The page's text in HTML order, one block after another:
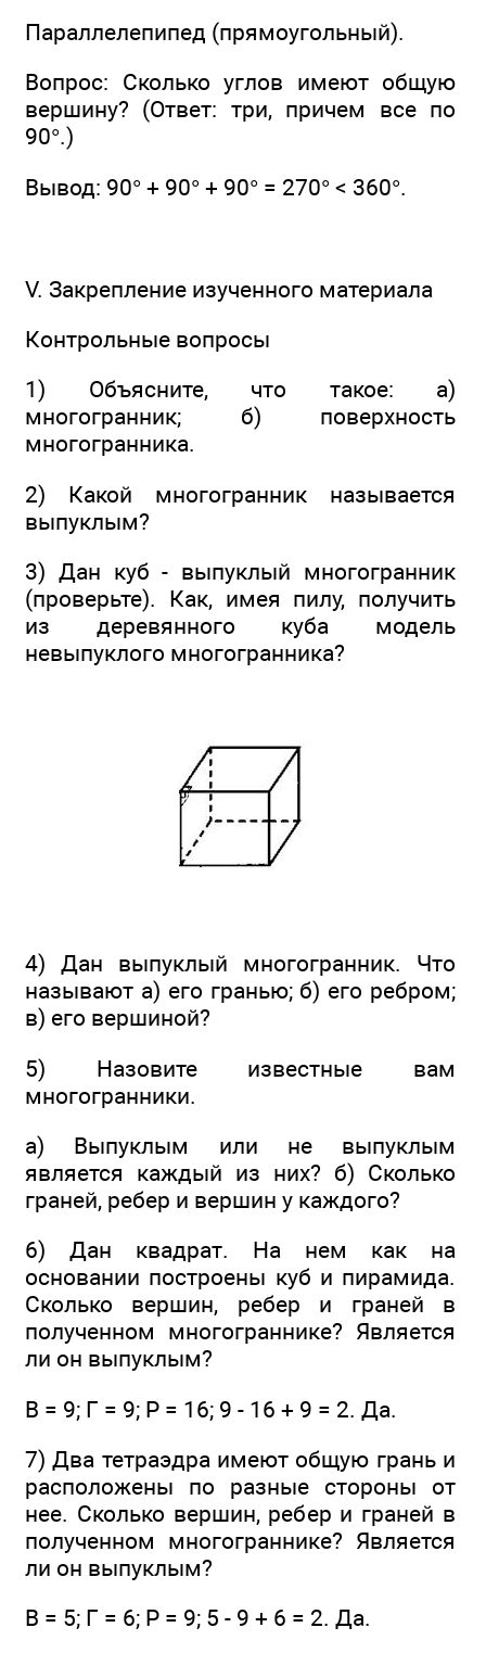
Параллелепипед (прямоугольный).
Вопрос: Сколько углов имеют общую
вершину? (Ответ: три, причем все по
90°.)
Вывод: 90° + 90° + 90° = 270° < 360°.
V. Закрепление изученного материала
Контрольные вопросы
1) Объясните, что такое: а)
многогранник; б) поверхность
многогранника.
2) Какой многогранник называется
выпуклым?
3) Дан куб - выпуклый многогранник
(проверьте). Как, имея пилу, получить
из деревянного куба модель
невыпуклого многогранника?
4) Дан выпуклый многогранник. Что
называют а) его гранью; б) его ребром;
в) его вершиной?
5) Назовите известные вам
многогранники.
а) Выпуклым или не выпуклым
является каждый из них? б) Сколько
граней, ребер и вершин у каждого?
6) Дан квадрат. На нем как на
основании построены куб и пирамида.
Сколько вершин, ребер и граней в
полученном многограннике? Является
ли он выпуклым?
В = 9; Г = 9; Р = 16; 9 - 16 + 9 = 2. Да.
7) Два тетраэдра имеют общую грань и
расположены по разные стороны от
нее. Сколько вершин, ребер и граней в
полученном многограннике? Является
ли он выпуклым?
В = 5; Г = 6; Р = 9; 5 - 9 + 6 = 2. Да.